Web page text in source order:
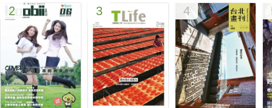
陶瓷冒險之旅！
而喜愛天籟之音的人也有福了！曾獲得維也納兒童合唱團指揮大
師高度肯定的「六龜山地育幼院合唱團」，於六月三十日將由指
揮大師寇順舉帶領純真的孩子獻上治癒心靈的曲目，包括莫札特
《榮耀頌》、歌劇咏嘆調《愛之火》、海頓《奇妙的神工》、黃
友棣《當晚霞滿天》及原住民歌謠《泰雅山地小孩之歌》，作曲
2 3 4